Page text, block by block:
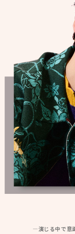
―演じる中で意